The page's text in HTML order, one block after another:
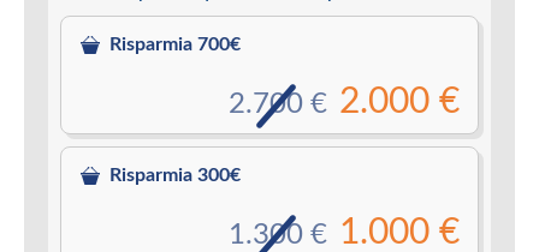
Risparmia 700€
2.000 €
2.700 €
Risparmia 300€
1.000 €
1.300 €